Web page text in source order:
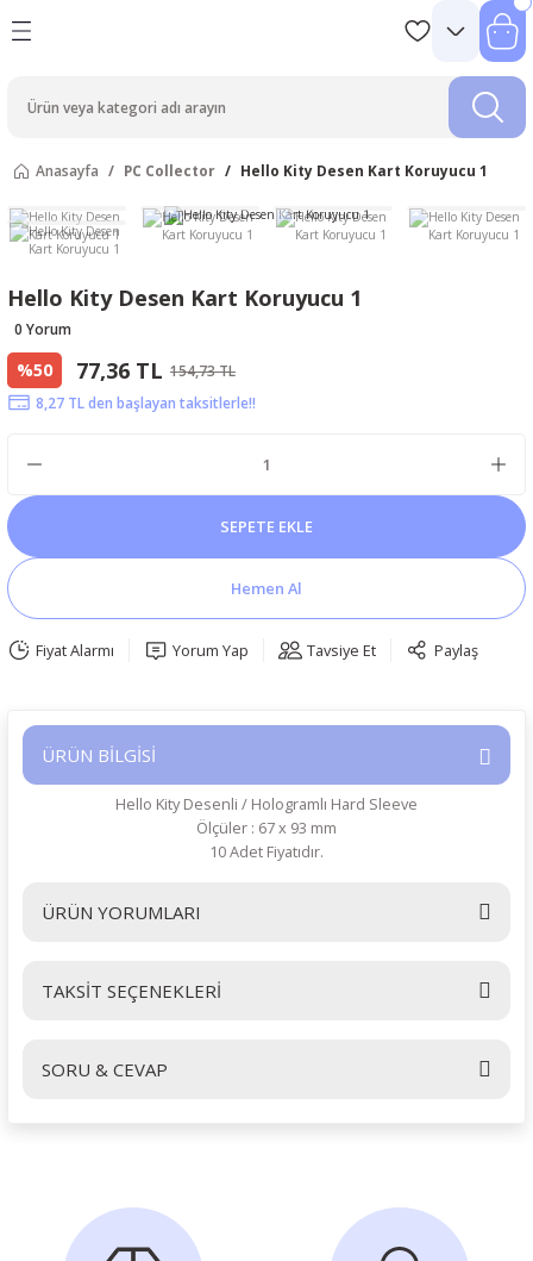
Anasayfa PC Collector Hello Kity Desen Kart Koruyucu 1
Hello Kity Desen Kart Koruyucu 1
0 Yorum
%50 77,36 TL 154,73 TL
8,27 TL den başlayan taksitlerle!!
SEPETE EKLE
Hemen Al
Fiyat Alarmı Yorum Yap Tavsiye Et Paylaş
ÜRÜN BİLGİSİ
Hello Kity Desenli / Hologramlı Hard Sleeve
Ölçüler : 67 x 93 mm
10 Adet Fiyatıdır.
ÜRÜN YORUMLARI
Bu ürüne ilk yorumu siz yapın!
TAKSİT SEÇENEKLERİ
SORU & CEVAP